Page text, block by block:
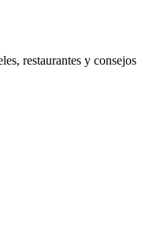
restaurantes y consejos